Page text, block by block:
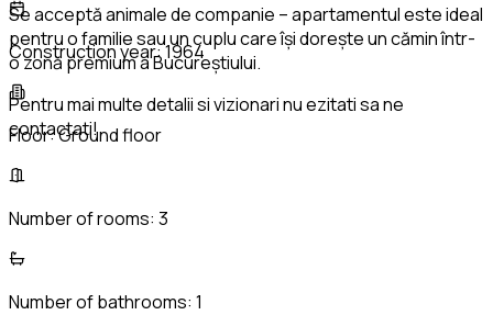
Se acceptă animale de companie – apartamentul este ideal
pentru o familie sau un cuplu care își dorește un cămin într-
o zonă premium a Bucureștiului.
Pentru mai multe detalii si vizionari nu ezitati sa ne
contactati!
Construction year:1964
Floor:Ground floor
Number of rooms: 3
Number of bathrooms: 1